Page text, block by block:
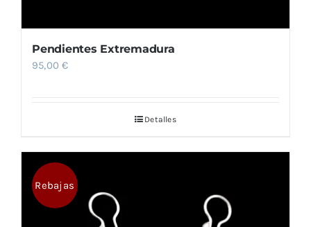
Pendientes Extremadura
95,00€
Detalles
Rebajas